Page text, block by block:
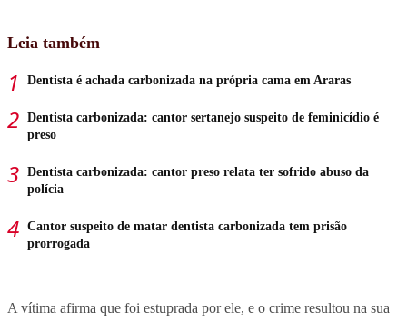
Leia também
Dentista é achada carbonizada na própria cama em Araras
Dentista carbonizada: cantor sertanejo suspeito de feminicídio é
preso
Dentista carbonizada: cantor preso relata ter sofrido abuso da
polícia
Cantor suspeito de matar dentista carbonizada tem prisão
prorrogada
A vítima afirma que foi estuprada por ele, e o crime resultou na sua